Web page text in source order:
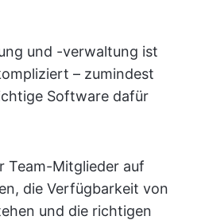
und -verwaltung ist
– zumindest
Software dafür
Team-Mitglieder auf
die Verfügbarkeit von
und die richtigen